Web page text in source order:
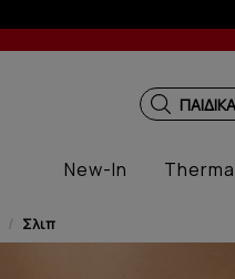
New-In
Σλιπ